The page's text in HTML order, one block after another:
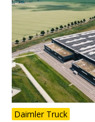
Daimler Truck